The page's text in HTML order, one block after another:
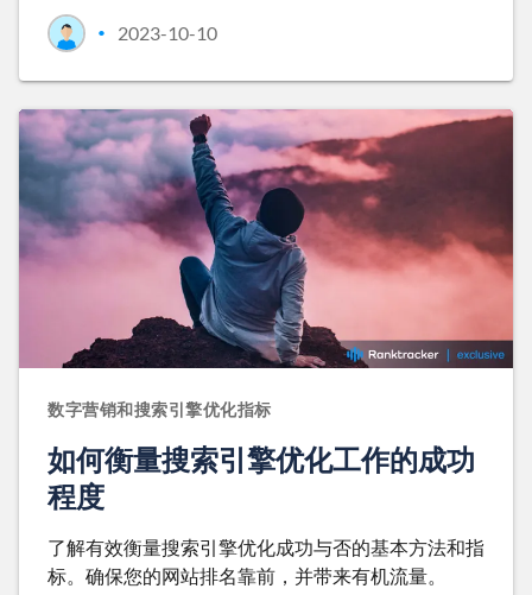
• 2023-10-10
数字营销和搜索引擎优化指标
如何衡量搜索引擎优化工作的成功
程度
了解有效衡量搜索引擎优化成功与否的基本方法和指
标。确保您的网站排名靠前，并带来有机流量。